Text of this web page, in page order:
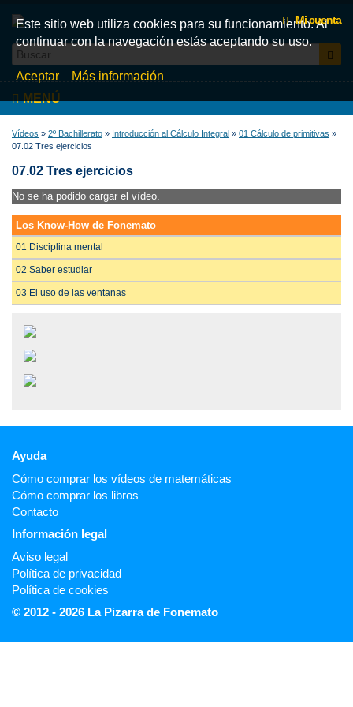
Mi cuenta
Inicio
Test
Libros
Fonemato
Blog
La tienda de libros de Fonemato
MENÚ
Vídeos » 2º Bachillerato » Introducción al Cálculo Integral » 01 Cálculo de primitivas »
07.02 Tres ejercicios
07.02 Tres ejercicios
No se ha podido cargar el vídeo.
Los Know-How de Fonemato
01 Disciplina mental
02 Saber estudiar
03 El uso de las ventanas
Ayuda
Cómo comprar los vídeos de matemáticas
Cómo comprar los libros
Contacto
Información legal
Aviso legal
Política de privacidad
Política de cookies
© 2012 - 2026 La Pizarra de Fonemato
Este sitio web utiliza cookies para su funcionamiento. Al
continuar con la navegación estás aceptando su uso.
Aceptar Más información